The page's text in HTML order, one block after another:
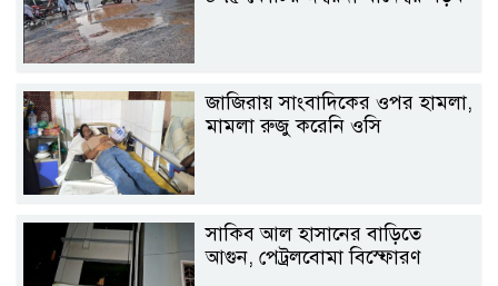
জাজিরায় সাংবাদিকের ওপর হামলা,
মামলা রুজু করেনি ওসি
সাকিব আল হাসানের বাড়িতে
আগুন, পেট্রলবোমা বিস্ফোরণ